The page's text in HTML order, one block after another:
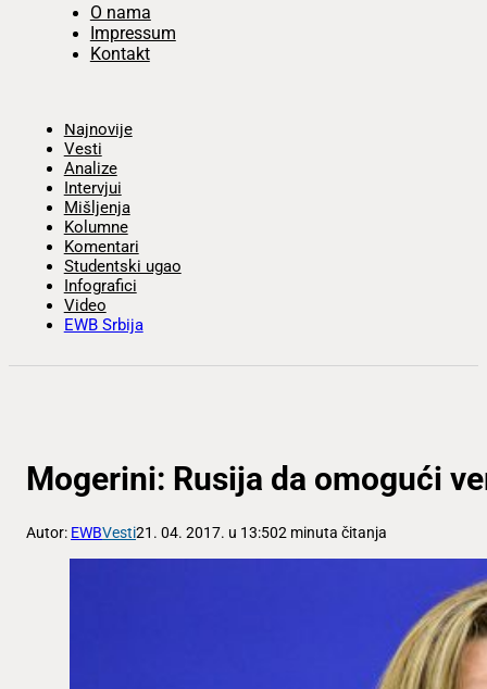
O nama
Impressum
Kontakt
Najnovije
Vesti
Analize
Intervjui
Mišljenja
Kolumne
Komentari
Studentski ugao
Infografici
Video
EWB Srbija
Mogerini: Rusija da omogući
Autor: EWBVesti21. 04. 2017. u 13:502 minuta čitanja